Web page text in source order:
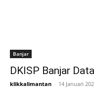
Banjar
DKISP Banjar
klikkalimantan - 14 Januari